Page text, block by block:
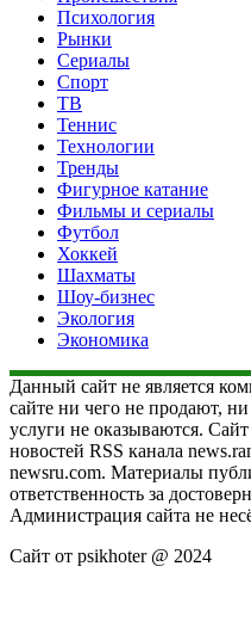
Психология
Рынки
Сериалы
Спорт
ТВ
Теннис
Технологии
Тренды
Фигурное катание
Фильмы и сериалы
Футбол
Хоккей
Шахматы
Шоу-бизнес
Экология
Экономика
Данный сайт не является
сайте ни чего не продают,
услуги не оказываются.
новостей RSS канала
newsru.com. Материалы
ответственность за
Администрация сайта не
Сайт от psikhoter @ 2024